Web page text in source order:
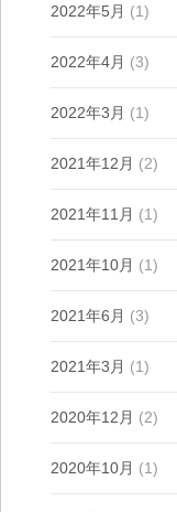
2022年5月 (1)
2022年4月 (3)
2022年3月 (1)
2021年12月 (2)
2021年11月 (1)
2021年10月 (1)
2021年6月 (3)
2021年3月 (1)
2020年12月 (2)
2020年10月 (1)